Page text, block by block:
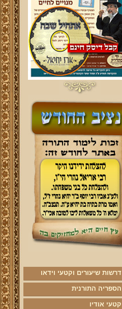
דרשות שיעורים וקטעי וידאו
הספריה התורנית
קטעי אודיו